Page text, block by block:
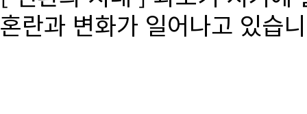
혼란과 변화가 일어나고 있습